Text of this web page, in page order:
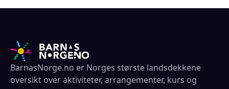
BarnasNorge.no er Norges største landsdekkene
oversikt over aktiviteter, arrangementer, kurs og